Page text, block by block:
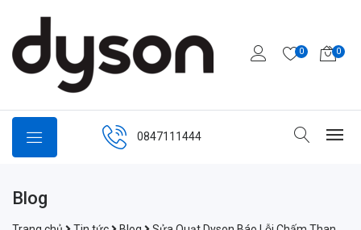
0 0
0847111444
Blog